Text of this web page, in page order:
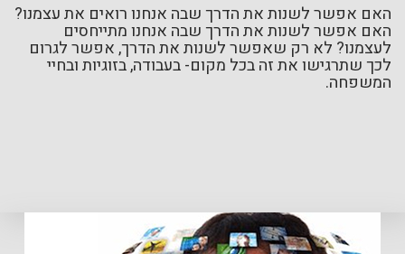
האם אפשר לשנות את הדרך שבה אנחנו רואים את עצמנו?
האם אפשר לשנות את הדרך שבה אנחנו מתייחסים
לעצמנו? לא רק שאפשר לשנות את הדרך, אפשר לגרום
לכך שתרגישו את זה בכל מקום- בעבודה, בזוגיות ובחיי
המשפחה.